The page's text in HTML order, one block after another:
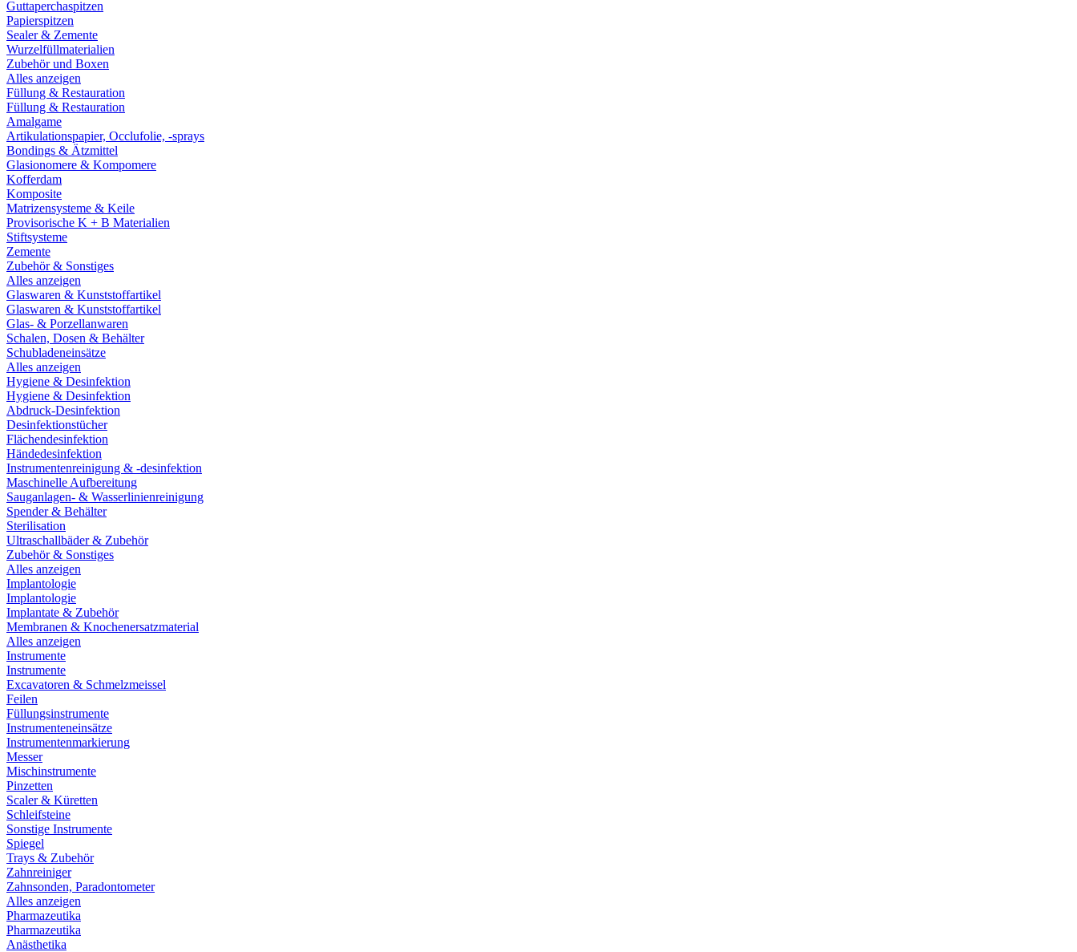
Guttaperchaspitzen
Papierspitzen
Sealer & Zemente
Wurzelfüllmaterialien
Zubehör und Boxen
Alles anzeigen
Füllung & Restauration
Füllung & Restauration
Amalgame
Artikulationspapier, Occlufolie, -sprays
Bondings & Ätzmittel
Glasionomere & Kompomere
Kofferdam
Komposite
Matrizensysteme & Keile
Provisorische K + B Materialien
Stiftsysteme
Zemente
Zubehör & Sonstiges
Alles anzeigen
Glaswaren & Kunststoffartikel
Glaswaren & Kunststoffartikel
Glas- & Porzellanwaren
Schalen, Dosen & Behälter
Schubladeneinsätze
Alles anzeigen
Hygiene & Desinfektion
Hygiene & Desinfektion
Abdruck-Desinfektion
Desinfektionstücher
Flächendesinfektion
Händedesinfektion
Instrumentenreinigung & -desinfektion
Maschinelle Aufbereitung
Sauganlagen- & Wasserlinienreinigung
Spender & Behälter
Sterilisation
Ultraschallbäder & Zubehör
Zubehör & Sonstiges
Alles anzeigen
Implantologie
Implantologie
Implantate & Zubehör
Membranen & Knochenersatzmaterial
Alles anzeigen
Instrumente
Instrumente
Excavatoren & Schmelzmeissel
Feilen
Füllungsinstrumente
Instrumenteneinsätze
Instrumentenmarkierung
Messer
Mischinstrumente
Pinzetten
Scaler & Küretten
Schleifsteine
Sonstige Instrumente
Spiegel
Trays & Zubehör
Zahnreiniger
Zahnsonden, Paradontometer
Alles anzeigen
Pharmazeutika
Pharmazeutika
Anästhetika